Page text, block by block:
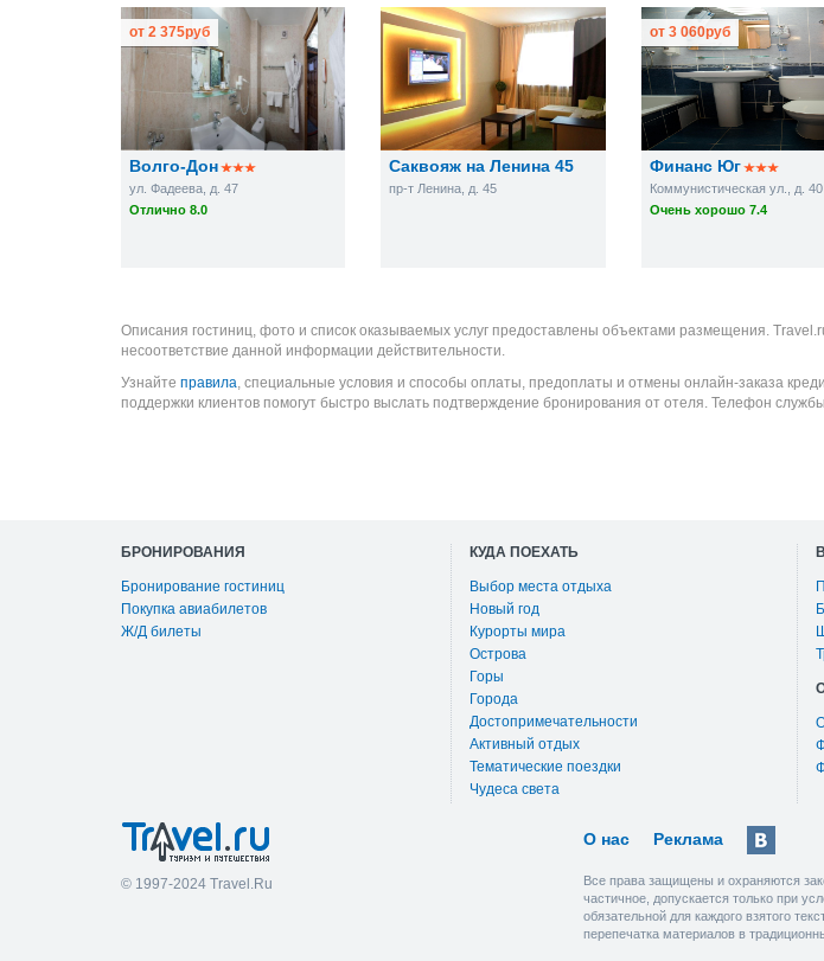
Волго-Дон
ул. Фадеева, д. 47
Отлично 8.0
от 2 375руб
Саквояж на Ленина 45
пр-т Ленина, д. 45
Финанс Юг
Коммунистическая ул., д. 40
Очень хорошо 7.4
от 3 060руб
Описания гостиниц, фото и список оказываемых услуг предоставлены объектами размещения.
несоответствие данной информации действительности.
Узнайте правила, специальные условия и способы оплаты, предоплаты и отмены онлайн-заказа
поддержки клиентов помогут быстро выслать подтверждение бронирования от отеля. Телефон
БРОНИРОВАНИЯ
Бронирование гостиниц
Покупка авиабилетов
Ж/Д билеты
КУДА ПОЕХАТЬ
Выбор места отдыха
Новый год
Курорты мира
Острова
Горы
Города
Достопримечательности
Активный отдых
Тематические поездки
Чудеса света
© 1997-2024 Travel.Ru
О нас Реклама
Все права защищены и охраняются
частичное, допускается только при
обязательной для каждого взятого
перепечатка материалов в